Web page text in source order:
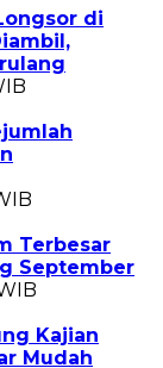
di
Terbesar
September
Kajian
Mudah